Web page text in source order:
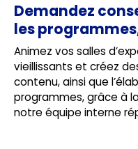
Demandez
les
Animez vos salles
vieillissants et créez
contenu, ainsi que
programmes, grâce à
notre équipe interne